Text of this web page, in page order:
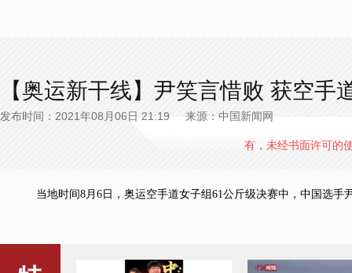
【奥运新干线】尹笑言惜败 获空手
发布时间：2021年08月06日 21:19 来源：中国新闻网
有，未经书面许可的
当地时间8月6日，奥运空手道女子组61公斤级决赛中，中国选手